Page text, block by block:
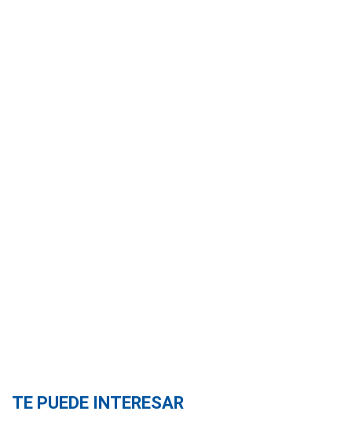
TE PUEDE INTERESAR